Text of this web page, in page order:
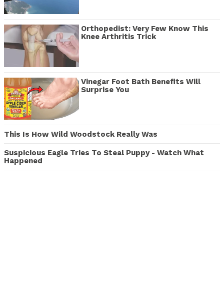
Orthopedist: Very Few Know This
Knee Arthritis Trick
Vinegar Foot Bath Benefits Will
Surprise You
This Is How Wild Woodstock Really Was
Suspicious Eagle Tries To Steal Puppy - Watch What
Happened